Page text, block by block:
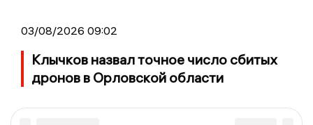
03/08/2026 09:02
Клычков назвал точное число сбитых
дронов в Орловской области